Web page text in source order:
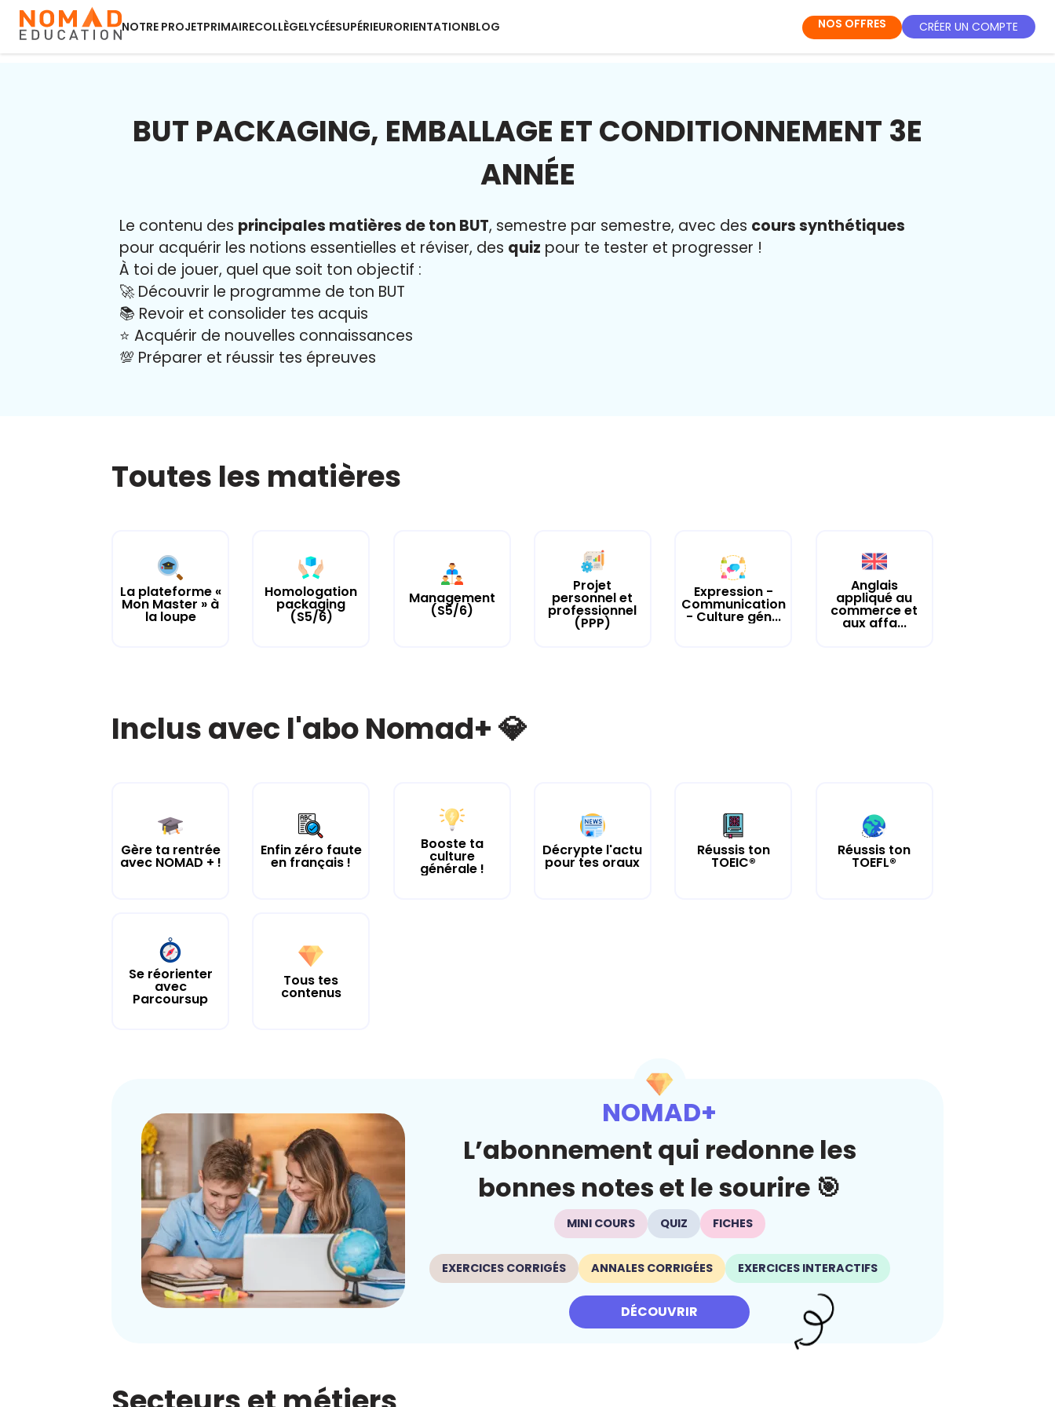
NOTRE PROJETPRIMAIRECOLLÈGELYCÉESUPÉRIEURORIENTATIONBLOG NOS OFFRES CRÉER UN COMPTE
BUT PACKAGING, EMBALLAGE ET CONDITIONNEMENT 3E
ANNÉE
Le contenu des principales matières de ton BUT, semestre par semestre, avec des cours synthétiques
pour acquérir les notions essentielles et réviser, des quiz pour te tester et progresser !
À toi de jouer, quel que soit ton objectif :
🚀 Découvrir le programme de ton BUT
📚 Revoir et consolider tes acquis
⭐️ Acquérir de nouvelles connaissances
💯 Préparer et réussir tes épreuves
Toutes les matières
La plateforme «
Mon Master » à
la loupe
Homologation
packaging
(S5/6)
Management
(S5/6)
Projet
personnel et
professionnel
(PPP)
Expression -
Communication
- Culture gén...
Anglais
appliqué au
commerce et
aux affa...
Inclus avec l'abo Nomad+ 💎
Gère ta rentrée
avec NOMAD + !
Enfin zéro faute
en français !
Booste ta
culture
générale !
Décrypte l'actu
pour tes oraux
Réussis ton
TOEIC®
Réussis ton
TOEFL®
Se réorienter
avec
Parcoursup
Tous tes
contenus
NOMAD+
L’abonnement qui redonne les
bonnes notes et le sourire 🎯
MINI COURS QUIZ FICHES
EXERCICES CORRIGÉS ANNALES CORRIGÉES EXERCICES INTERACTIFS
DÉCOUVRIR